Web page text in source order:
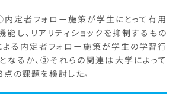
定者フォロー施策が学生にとって有用
し、リアリティショックを抑制するもの
る内定者フォロー施策が学生の学習行
なるか、③それらの関連は大学によって
点の課題を検討した。